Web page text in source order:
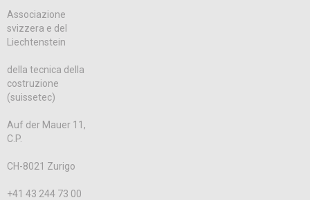
Associazione
svizzera e del
Liechtenstein
della tecnica della
costruzione
(suissetec)
Auf der Mauer 11,
C.P.
CH-8021 Zurigo
+41 43 244 73 00